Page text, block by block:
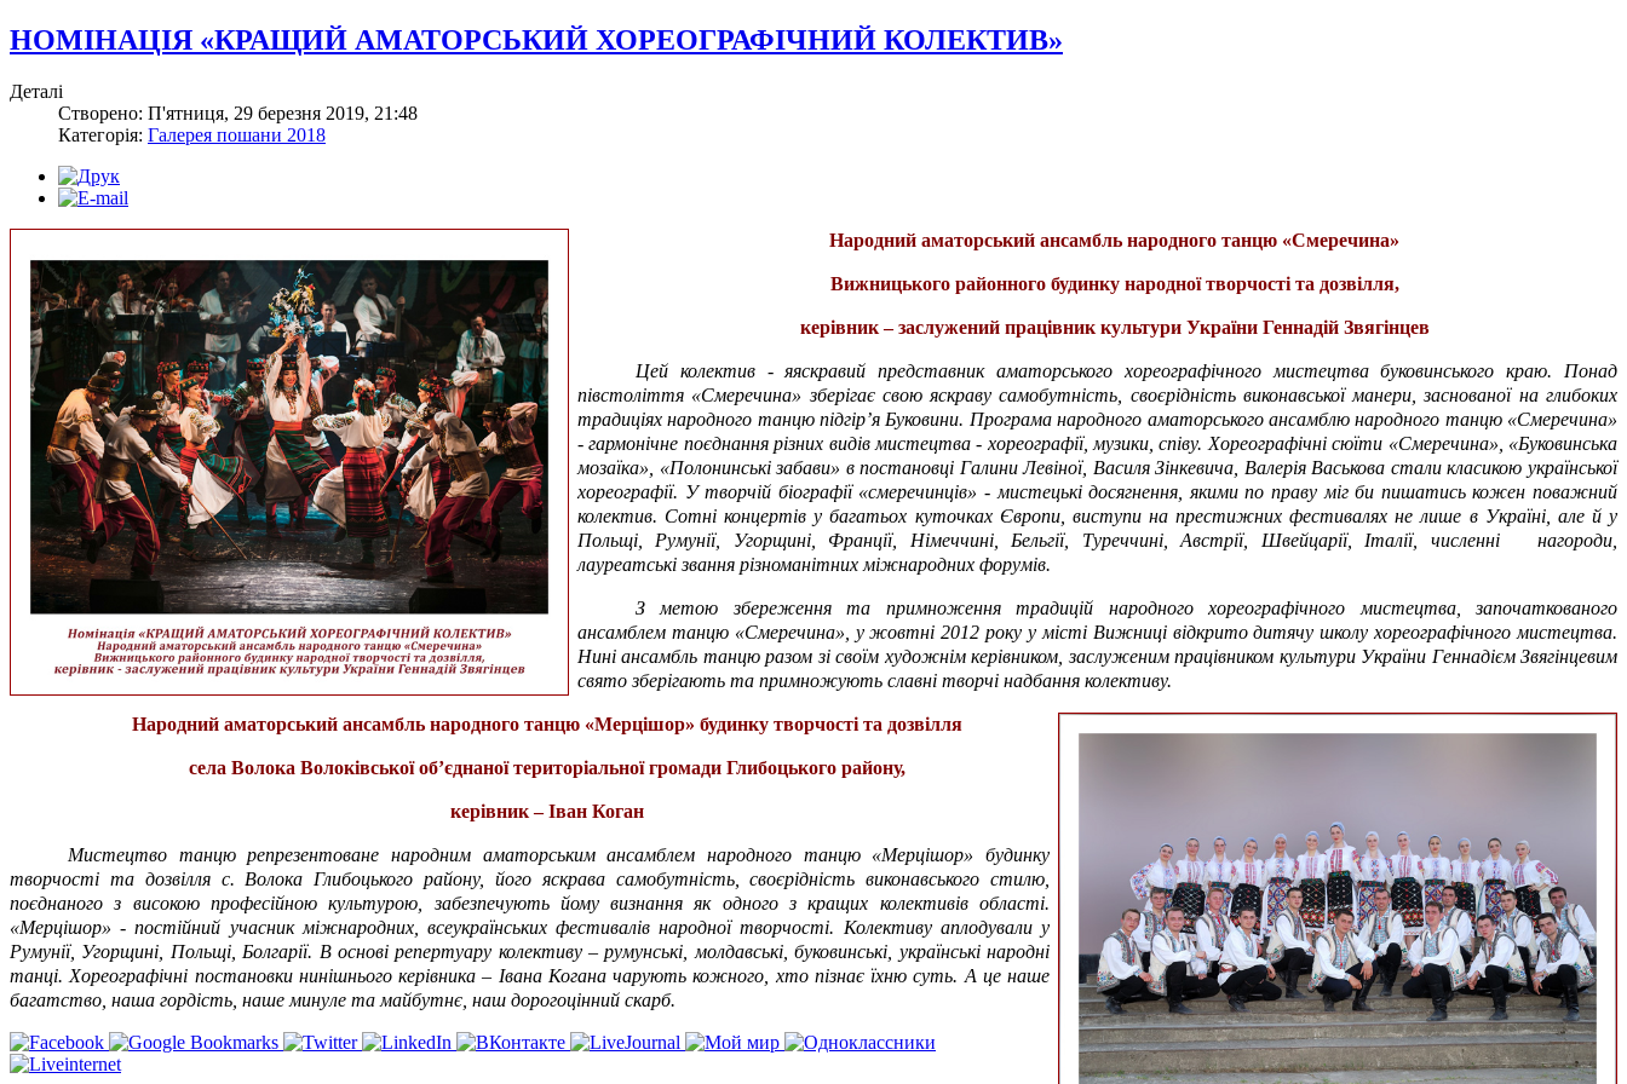
НОМІНАЦІЯ «КРАЩИЙ АМАТОРСЬКИЙ ХОРЕОГРАФІЧНИЙ КОЛЕКТИВ»
Деталі
Створено: П'ятниця, 29 березня 2019, 21:48
Категорія: Галерея пошани 2018
Народний аматорський ансамбль народного танцю «Смеречина»
Вижницького районного будинку народної творчості та дозвілля,
керівник – заслужений працівник культури України Геннадій Звягінцев
Цей колектив - яяскравий представник аматорського хореографічного мистецтва буковинського краю. Понад
півстоліття «Смеречина» зберігає свою яскраву самобутність, своєрідність виконавської манери, заснованої на глибоких
традиціях народного танцю підгір’я Буковини. Програма народного аматорського ансамблю народного танцю «Смеречина»
- гармонічне поєднання різних видів мистецтва - хореографії, музики, співу. Хореографічні сюїти «Смеречина», «Буковинська
мозаїка», «Полонинські забави» в постановці Галини Левіної, Василя Зінкевича, Валерія Васькова стали класикою української
хореографії. У творчій біографії «смеречинців» - мистецькі досягнення, якими по праву міг би пишатись кожен поважний
колектив. Сотні концертів у багатьох куточках Європи, виступи на престижних фестивалях не лише в Україні, але й у
Польщі, Румунії, Угорщині, Франції, Німеччині, Бельгії, Туреччині, Австрії, Швейцарії, Італії, численні нагороди,
лауреатські звання різноманітних міжнародних форумів.
З метою збереження та примноження традицій народного хореографічного мистецтва, започаткованого
ансамблем танцю «Смеречина», у жовтні 2012 року у місті Вижниці відкрито дитячу школу хореографічного мистецтва.
Нині ансамбль танцю разом зі своїм художнім керівником, заслуженим працівником культури України Геннадієм Звягінцевим
свято зберігають та примножують славні творчі надбання колективу.
Народний аматорський ансамбль народного танцю «Мерцішор» будинку творчості та дозвілля
села Волока Волоківської об’єднаної територіальної громади Глибоцького району,
керівник – Іван Коган
Мистецтво танцю репрезентоване народним аматорським ансамблем народного танцю «Мерцішор» будинку
творчості та дозвілля с. Волока Глибоцького району, його яскрава самобутність, своєрідність виконавського стилю,
поєднаного з високою професійною культурою, забезпечують йому визнання як одного з кращих колективів області.
«Мерцішор» - постійний учасник міжнародних, всеукраїнських фестивалів народної творчості. Колективу аплодували у
Румунії, Угорщині, Польщі, Болгарії. В основі репертуару колективу – румунські, молдавські, буковинські, українські народні
танці. Хореографічні постановки нинішнього керівника – Івана Когана чарують кожного, хто пізнає їхню суть. А це наше
багатство, наша гордість, наше минуле та майбутнє, наш дорогоцінний скарб.